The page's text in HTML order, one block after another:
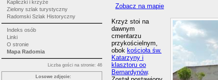
Kapliczki i krzyże
Zielony szlak turystyczny
Radomski Szlak Historyczny
Indeks osób
Linki
O stronie
Mapa Radomia
Liczba gości na stronie: 46
Losowe zdjęcie:
Zobacz na mapie
Krzyż stoi na
dawnym
cmentarzu
przykościelnym,
obok kościoła św.
Katarzyny i
klasztoru oo
Bernardynów.